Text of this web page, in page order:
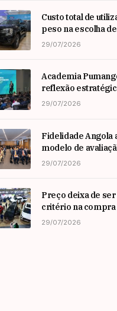
Custo total de
peso na escolha
em angola
29/07/2026
Academia
reflexão
liderança e
29/07/2026
Fidelidade Angola
modelo de
em Workshop da
29/07/2026
Preço deixa de ser
critério na compra
automóveis em
29/07/2026